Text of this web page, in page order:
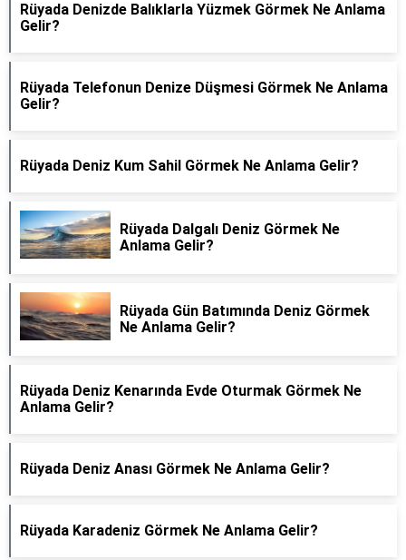
Rüyada Denizde Balıklarla Yüzmek Görmek Ne Anlama
Gelir?
Rüyada Telefonun Denize Düşmesi Görmek Ne Anlama
Gelir?
Rüyada Deniz Kum Sahil Görmek Ne Anlama Gelir?
Rüyada Dalgalı Deniz Görmek Ne
Anlama Gelir?
Rüyada Gün Batımında Deniz Görmek
Ne Anlama Gelir?
Rüyada Deniz Kenarında Evde Oturmak Görmek Ne
Anlama Gelir?
Rüyada Deniz Anası Görmek Ne Anlama Gelir?
Rüyada Karadeniz Görmek Ne Anlama Gelir?